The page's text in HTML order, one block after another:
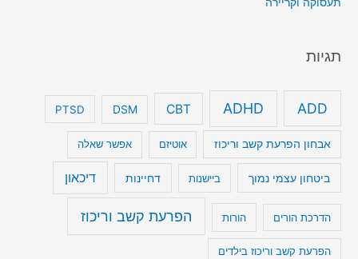
תעסוקה וקריירה
תגיות
ADD
ADHD
CBT
DSM
PTSD
אבחון הפרעת קשב וריכוז אוטיזם אפשר שאלה
ביטחון עצמי נמוך ביישנות דחיינות דיכאון
הדרכת הורים הורות הפרעת קשב וריכוז
הפרעת קשב וריכוז בילדים